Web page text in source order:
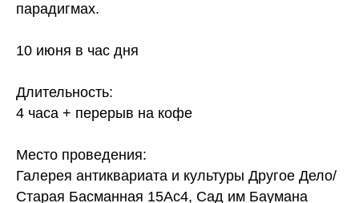
парадигмах.
10 июня в час дня
Длительность:
4 часа + перерыв на кофе
Место проведения:
Галерея антиквариата и культуры Другое Дело/
Старая Басманная 15Ас4, Сад им Баумана